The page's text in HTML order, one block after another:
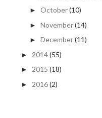
► October(10)
► November(14)
► December(11)
► 2014(55)
► 2015 (18)
► 2016(2)